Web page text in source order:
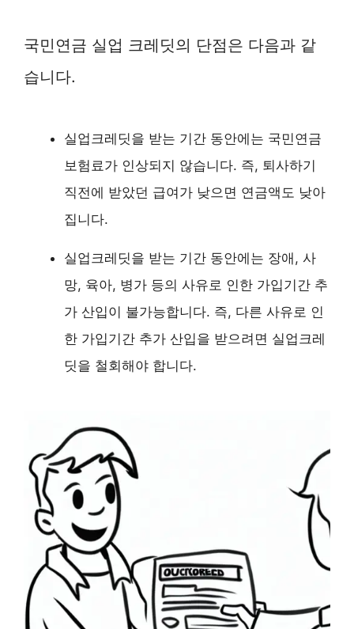
국민연금 실업 크레딧의 단점은 다음과 같
습니다.
실업크레딧을 받는 기간 동안에는 국민연금
보험료가 인상되지 않습니다. 즉, 퇴사하기
직전에 받았던 급여가 낮으면 연금액도 낮아
집니다.
실업크레딧을 받는 기간 동안에는 장애, 사
망, 육아, 병가 등의 사유로 인한 가입기간 추
가 산입이 불가능합니다. 즉, 다른 사유로 인
한 가입기간 추가 산입을 받으려면 실업크레
딧을 철회해야 합니다.